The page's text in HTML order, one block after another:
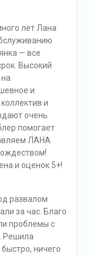
лет Лана
— все
Высокий
и
и
очень
помогает
ЛАНА
и оценок 5+!
развалом
за час. Благо
проблемы с
Решила
ничего